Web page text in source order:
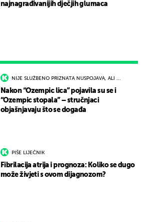
NIJE SLUŽBENO PRIZNATA NUSPOJAVA, ALI ...
Nakon “Ozempic lica” pojavila su se i
“Ozempic stopala” – stručnjaci
objašnjavaju što se događa
PIŠE LIJEČNIK
Fibrilacija atrija i prognoza: Koliko se dugo
može živjeti s ovom dijagnozom?
najnagrađivanijih dječjih glumaca